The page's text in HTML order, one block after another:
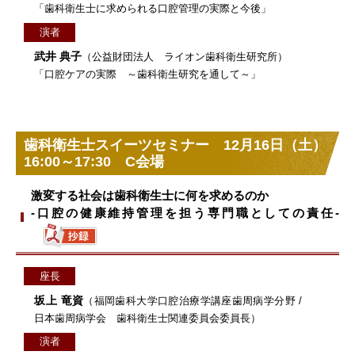
「歯科衛生士に求められる口腔管理の実際と今後」
演者
武井 典子 （公益財団法人 ライオン歯科衛生研究所）
「口腔ケアの実際 ～歯科衛生研究を通して～」
歯科衛生士スイーツセミナー 12月16日（土）
16:00～17:30 C会場
激変する社会は歯科衛生士に何を求めるのか
-口腔の健康維持管理を担う専門職としての責任-
座長
坂上 竜資 （福岡歯科大学口腔治療学講座歯周病学分野 /
日本歯周病学会 歯科衛生士関連委員会委員長）
演者